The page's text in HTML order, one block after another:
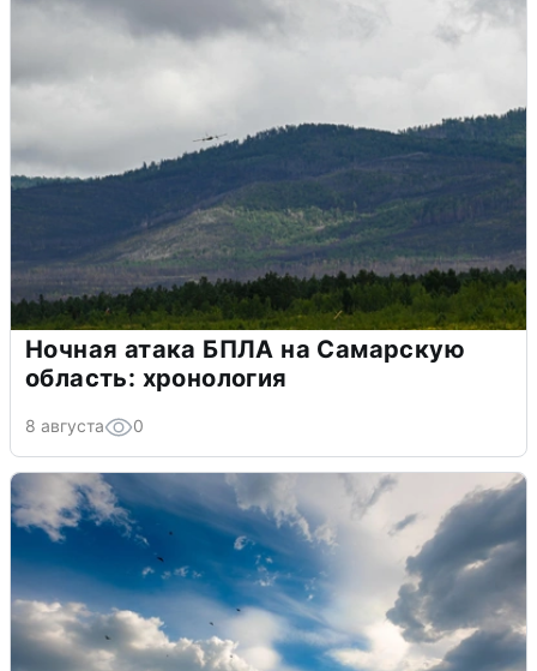
Ночная атака БПЛА на Самарскую
область: хронология
8 августа 0